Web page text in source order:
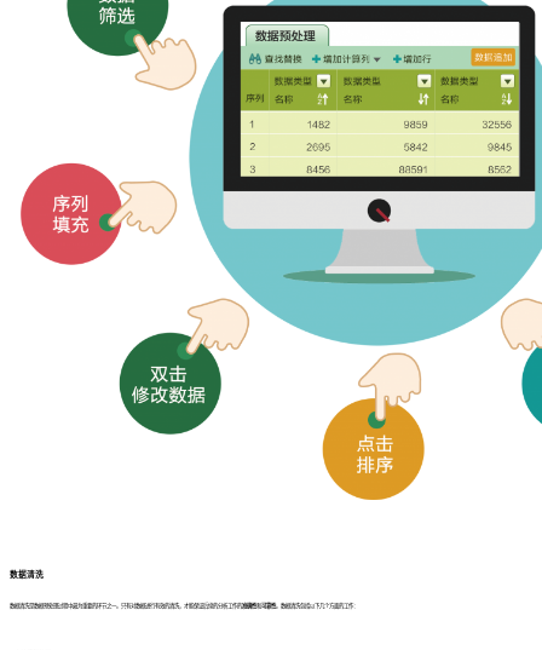
数据清洗
数据清洗是数据预处理过程中最为重要的环节之一。只有对数据进行有效的清洗，才能保证后续的分析工作的准确性和 可靠性。数据清洗包括以下几个方面的工作：